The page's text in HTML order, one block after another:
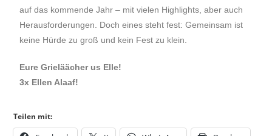
auf das kommende Jahr – mit vielen Highlights, aber auch
Herausforderungen. Doch eines steht fest: Gemeinsam ist
keine Hürde zu groß und kein Fest zu klein.
Eure Grieläächer us Elle!
3x Ellen Alaaf!
Teilen mit: